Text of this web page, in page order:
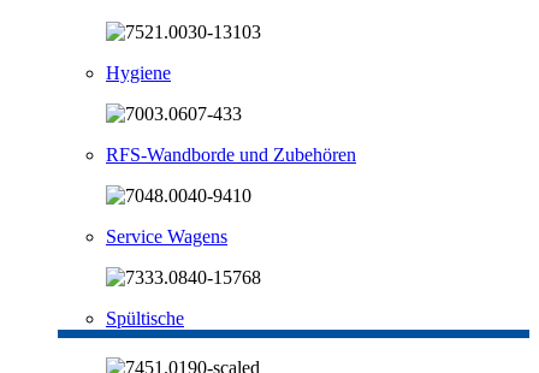
Hygiene
RFS-Wandborde und Zubehören
Service Wagens
Spültische